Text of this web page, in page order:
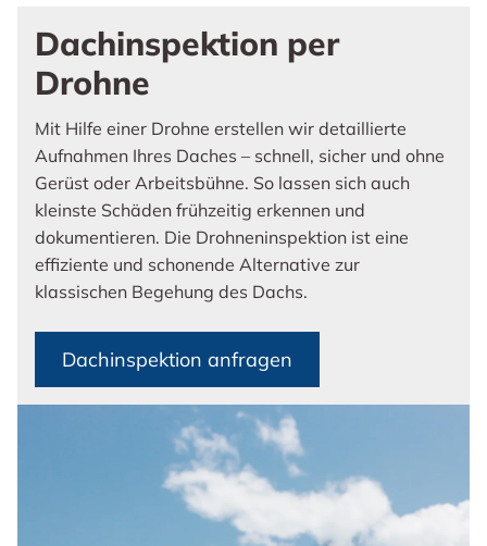
Dachinspektion per
Drohne
Mit Hilfe einer Drohne erstellen wir detaillierte
Aufnahmen Ihres Daches – schnell, sicher und ohne
Gerüst oder Arbeitsbühne. So lassen sich auch
kleinste Schäden frühzeitig erkennen und
dokumentieren. Die Drohneninspektion ist eine
effiziente und schonende Alternative zur
klassischen Begehung des Dachs.
Dachinspektion anfragen